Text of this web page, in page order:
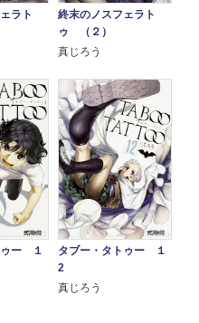
ラト
終末のノスフェラト
ゥ （２）
真じろう
ゥー １
タブー・タトゥー １
2
真じろう